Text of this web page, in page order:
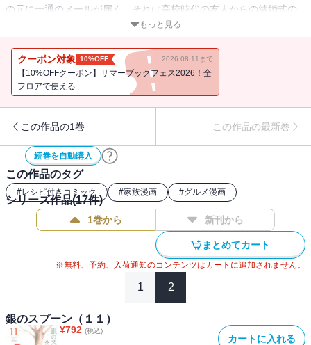
の元に一通のメールが届く。それは高校時代の友人からの結婚式の
誘いだった。旧友との再会の機会だが、どうやら招待客の中には高
ふたたび、交わるのだろうか？ 「おいしい」が繋ぐ家族の物語、
感動の完結巻。
もっと見る
クーポン対象 10%OFF 2026.08.11まで
【10%OFFクーポン】サマーブックフェス2026！全
フロアで使える
この作品の1巻 この作品の最新巻
続巻を自動購入
この作品のタグ
#レシピ付きコミック #家族漫画 #グルメ漫画
シリーズ作品(17件)
1巻から 新刊から
まとめてカート
※無料、予約、入荷通知のコンテンツはカートに追加されません。
1 2
銀のスプーン（１１）
¥792 (税込)
カートに入れる